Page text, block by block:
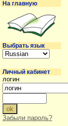
На главную
Выбрать язык
Личный кабинет
логин
Забыли пароль?